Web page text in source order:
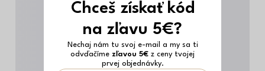
Chceš získať kód
na zľavu 5€?
Nechaj nám tu svoj e-mail a my sa ti
odvďačíme zľavou 5€ z ceny tvojej
prvej objednávky.